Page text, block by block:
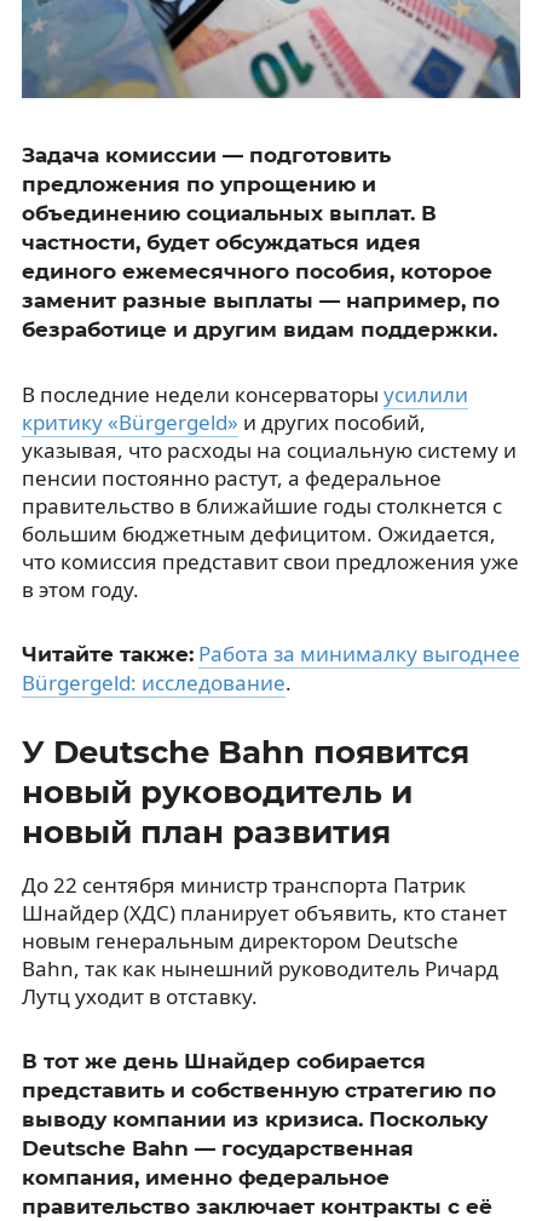
Задача комиссии — подготовить
предложения по упрощению и
объединению социальных выплат. В
частности, будет обсуждаться идея
единого ежемесячного пособия, которое
заменит разные выплаты — например, по
безработице и другим видам поддержки.
В последние недели консерваторы усилили
критику «Bürgergeld» и других пособий,
указывая, что расходы на социальную систему и
пенсии постоянно растут, а федеральное
правительство в ближайшие годы столкнется с
большим бюджетным дефицитом. Ожидается,
что комиссия представит свои предложения уже
в этом году.
Читайте также: Работа за минималку выгоднее
Bürgergeld: исследование.
У Deutsche Bahn появится
новый руководитель и
новый план развития
До 22 сентября министр транспорта Патрик
Шнайдер (ХДС) планирует объявить, кто станет
новым генеральным директором Deutsche
Bahn, так как нынешний руководитель Ричард
Лутц уходит в отставку.
В тот же день Шнайдер собирается
представить и собственную стратегию по
выводу компании из кризиса. Поскольку
Deutsche Bahn — государственная
компания, именно федеральное
правительство заключает контракты с её